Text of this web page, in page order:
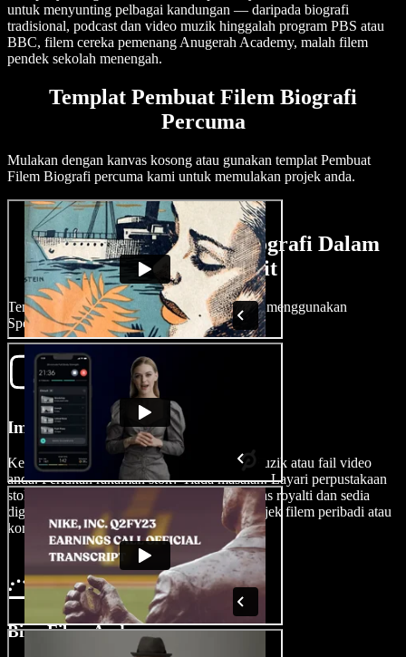
untuk menyunting pelbagai kandungan — daripada biografi
tradisional, podcast dan video muzik hinggalah program PBS atau
BBC, filem cereka pemenang Anugerah Academy, malah filem
pendek sekolah menengah.
Templat Pembuat Filem Biografi
Percuma
Mulakan dengan kanvas kosong atau gunakan templat Pembuat
Filem Biografi percuma kami untuk memulakan projek anda.
Cara Membuat Filem Biografi Dalam
Beberapa Minit
Tenun naratif yang memukau dengan mudah menggunakan
Speechify Studio.
Import Filem Anda
Ketuk Imej/Video untuk mengimport foto, muzik atau fail video
anda. Perlukan rakaman stok? Tiada masalah. Layari perpustakaan
stok kami yang sarat dengan kandungan bebas royalti dan sedia
digunakan untuk anda manfaatkan dalam projek filem peribadi atau
komersial anda.
Bina Filem Anda